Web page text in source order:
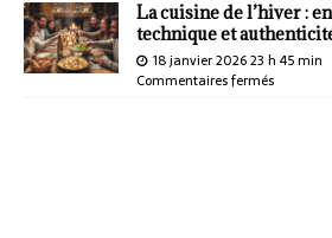
La cuisine de l’hiver :
technique et
18 janvier 2026 23 h 45 min
Commentaires fermés